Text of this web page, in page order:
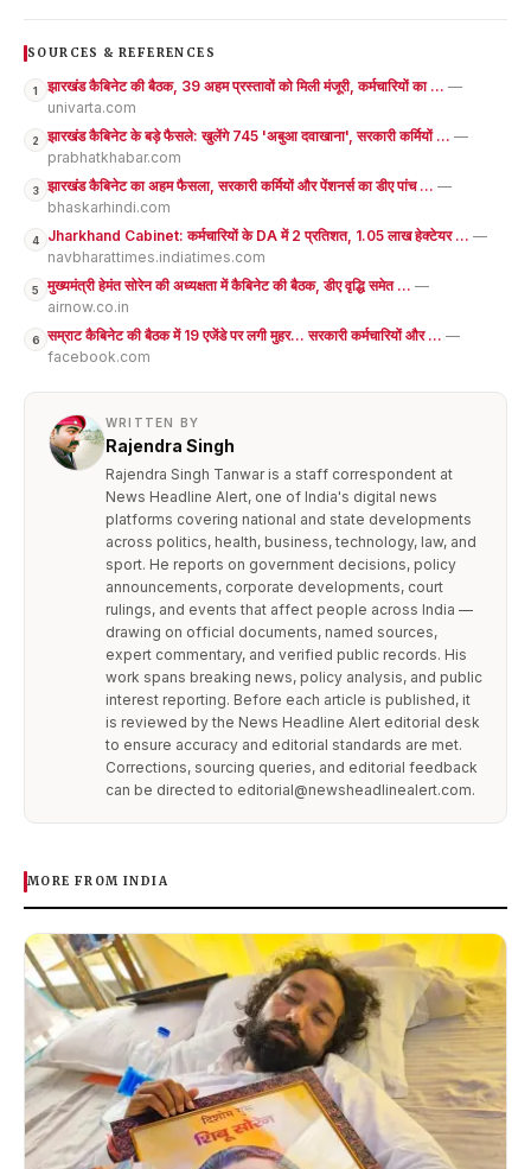
SOURCES & REFERENCES
1 झारखंड कैबिनेट की बैठक, 39 अहम प्रस्तावों को मिली मंजूरी, कर्मचारियों का ... —
univarta.com
2 झारखंड कैबिनेट के बड़े फैसले: खुलेंगे 745 'अबुआ दवाखाना', सरकारी कर्मियों ... —
prabhatkhabar.com
3 झारखंड कैबिनेट का अहम फैसला, सरकारी कर्मियों और पेंशनर्स का डीए पांच ... —
bhaskarhindi.com
4 Jharkhand Cabinet: कर्मचारियों के DA में 2 प्रतिशत, 1.05 लाख हेक्टेयर ... —
navbharattimes.indiatimes.com
5 मुख्यमंत्री हेमंत सोरेन की अध्यक्षता में कैबिनेट की बैठक, डीए वृद्धि समेत ... —
airnow.co.in
6 सम्राट कैबिनेट की बैठक में 19 एजेंडे पर लगी मुहर... सरकारी कर्मचारियों और ... —
facebook.com
WRITTEN BY
Rajendra Singh
Rajendra Singh Tanwar is a staff correspondent at
News Headline Alert, one of India's digital news
platforms covering national and state developments
across politics, health, business, technology, law, and
sport. He reports on government decisions, policy
announcements, corporate developments, court
rulings, and events that affect people across India —
drawing on official documents, named sources,
expert commentary, and verified public records. His
work spans breaking news, policy analysis, and public
interest reporting. Before each article is published, it
is reviewed by the News Headline Alert editorial desk
to ensure accuracy and editorial standards are met.
Corrections, sourcing queries, and editorial feedback
can be directed to editorial@newsheadlinealert.com.
MORE FROM INDIA